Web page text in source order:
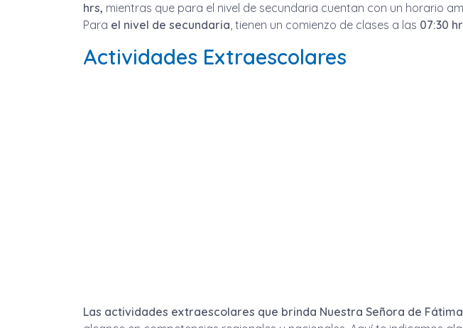
hrs, mientras que para el nivel de secundaria cuentan con un horario
Para el nivel de secundaria, tienen un comienzo de clases a las 07:30
Actividades Extraescolares
Las actividades extraescolares que brinda Nuestra Señora de